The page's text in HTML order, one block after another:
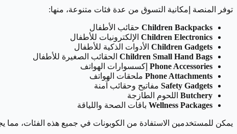
توفر المنصة إمكانية التسوق من عدة فئات متنوعة، منها:
Children Backpacks حقائب الأطفال
Children Electronics الإلكترونيات للأطفال
Children Gadgets الأدوات الذكية للأطفال
Children Small Hand Bags الحقائب الصغيرة للأطفال
Phone Accessories إكسسوارات الهواتف
Phone Attachments ملحقات الهواتف
Safety Gadgets مفاتيح وحقائب آمنة
Butchery اللحوم الطازجة
Wellness Packages باقات الصحة واللياقة
يمكن للمستخدمين الاستفادة من الكوبونات في جميع هذه الفئات، مما